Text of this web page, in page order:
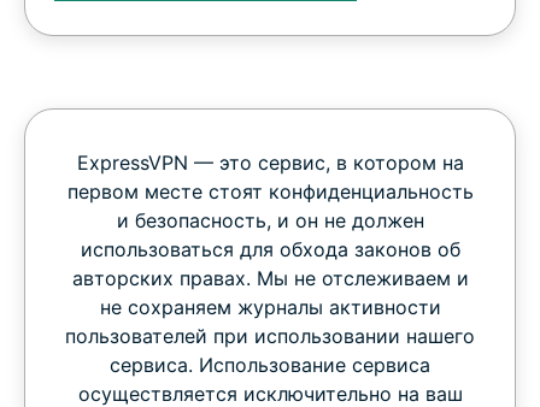
ExpressVPN — это сервис, в котором на
первом месте стоят конфиденциальность
и безопасность, и он не должен
использоваться для обхода законов об
авторских правах. Мы не отслеживаем и
не сохраняем журналы активности
пользователей при использовании нашего
сервиса. Использование сервиса
осуществляется исключительно на ваш